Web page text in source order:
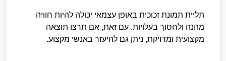
תליית תמונת זכוכית באופן עצמאי יכולה להיות חוויה
מהנה ולחסוך בעלויות. עם זאת, אם תרצו תוצאה
מקצועית ומדויקת, ניתן גם להיעזר באנשי מקצוע.